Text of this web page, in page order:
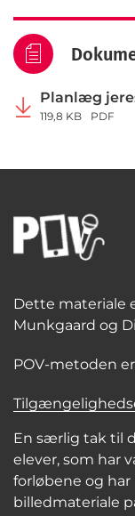
Planlæg
119,8 KB PDF
Dette materiale
Munkgaard og
POV-metoden
En særlig tak til
elever, som har
forløbene og
billedmateriale